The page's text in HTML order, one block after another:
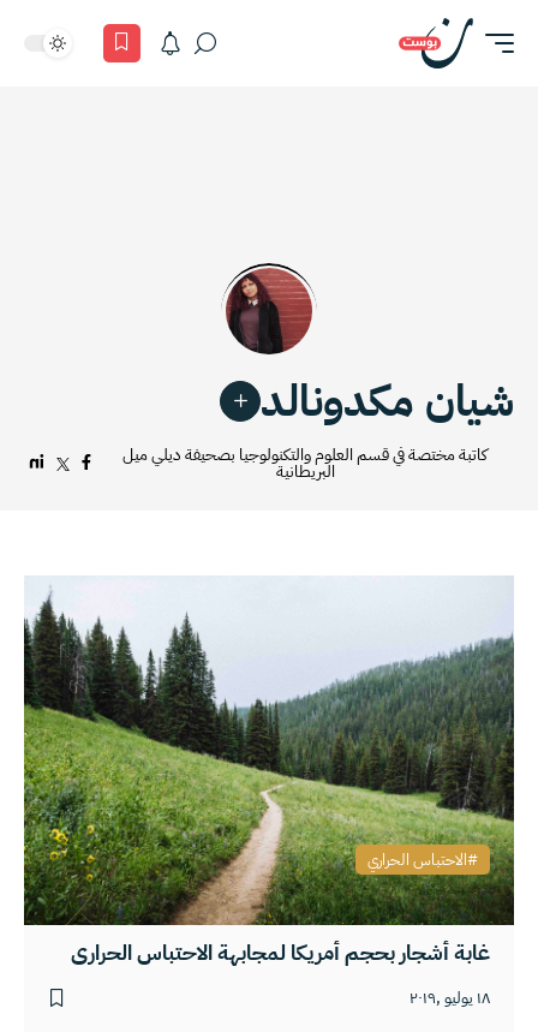
شيان مكدونالد
كاتبة مختصة في قسم العلوم والتكنولوجيا بصحيفة ديلي ميل
البريطانية
غابة أشجار بحجم أمريكا لمجابهة الاحتباس الحراري
١٨ يوليو ,٢٠١٩
الاحتباس الحراري